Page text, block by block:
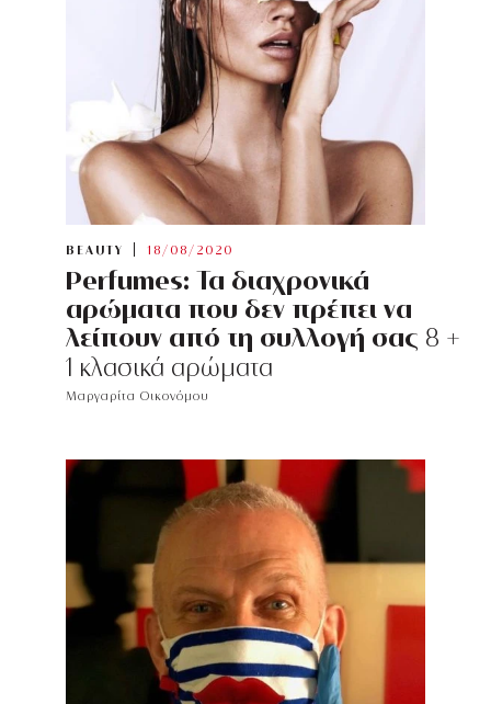
BEAUTY 18/08/2020
Perfumes: Τα διαχρονικά
αρώματα που δεν πρέπει να
λείπουν από τη συλλογή σας 8 +
1 κλασικά αρώματα
Μαργαρίτα Οικονόμου